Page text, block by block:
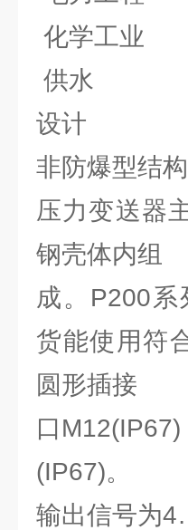
化学工业
供水
设计
非防爆型结
压力变送器
钢壳体内组
成。P200
货能使用符
圆形插接
口
(IP67)。
输出信号为